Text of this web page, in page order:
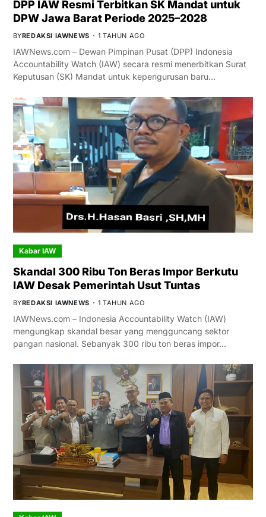
DPP IAW Resmi Terbitkan SK Mandat untuk
DPW Jawa Barat Periode 2025–2028
BYREDAKSI IAWNEWS 1 TAHUN AGO
IAWNews.com – Dewan Pimpinan Pusat (DPP) Indonesia
Accountability Watch (IAW) secara resmi menerbitkan Surat
Keputusan (SK) Mandat untuk kepengurusan baru…
Kabar IAW
Skandal 300 Ribu Ton Beras Impor Berkutu
IAW Desak Pemerintah Usut Tuntas
BYREDAKSI IAWNEWS 1 TAHUN AGO
IAWNews.com – Indonesia Accountability Watch (IAW)
mengungkap skandal besar yang mengguncang sektor
pangan nasional. Sebanyak 300 ribu ton beras impor…